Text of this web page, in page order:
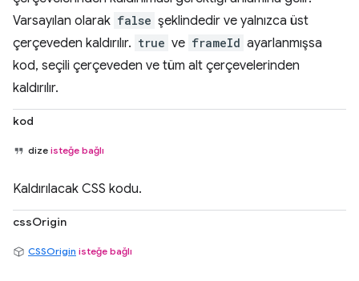
Varsayılan olarak false şeklindedir ve yalnızca üst
çerçeveden kaldırılır. true ve frameId ayarlanmışsa
kod, seçili çerçeveden ve tüm alt çerçevelerinden
kaldırılır.
kod
dize isteğe bağlı
Kaldırılacak CSS kodu.
cssOrigin
CSSOrigin isteğe bağlı